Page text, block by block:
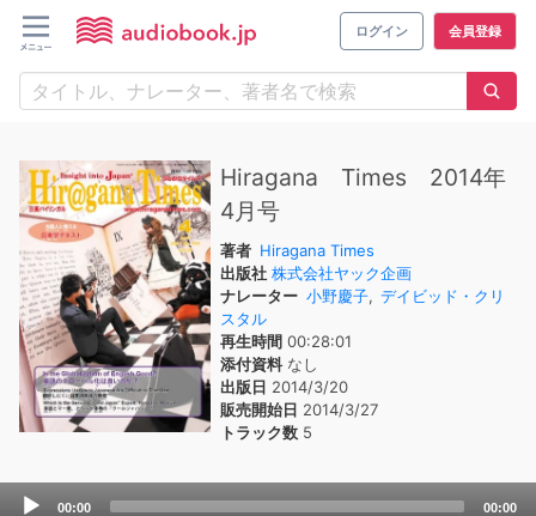
ログイン 会員登録
Hiragana Times 2014年
4月号
著者 Hiragana Times
出版社 株式会社ヤック企画
ナレーター 小野慶子, デイビッド・クリ
スタル
再生時間 00:28:01
添付資料なし
出版日 2014/3/20
販売開始日 2014/3/27
トラック数 5
Audio
00:00 00:00